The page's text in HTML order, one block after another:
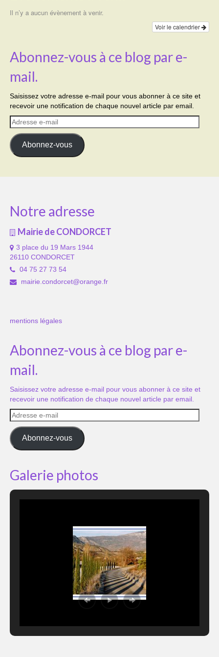
Il n’y a aucun évènement à venir.
Voir le calendrier
Abonnez-vous à ce blog par e-
mail.
Saisissez votre adresse e-mail pour vous abonner à ce site et
recevoir une notification de chaque nouvel article par email.
Adresse
e-
mail
Abonnez-vous
Notre adresse
Mairie de CONDORCET
3 place du 19 Mars 1944
26110 CONDORCET
04 75 27 73 54
mairie.condorcet@orange.fr
mentions légales
Abonnez-vous à ce blog par e-
mail.
Saisissez votre adresse e-mail pour vous abonner à ce site et
recevoir une notification de chaque nouvel article par email.
Adresse
e-
mail
Abonnez-vous
Galerie photos